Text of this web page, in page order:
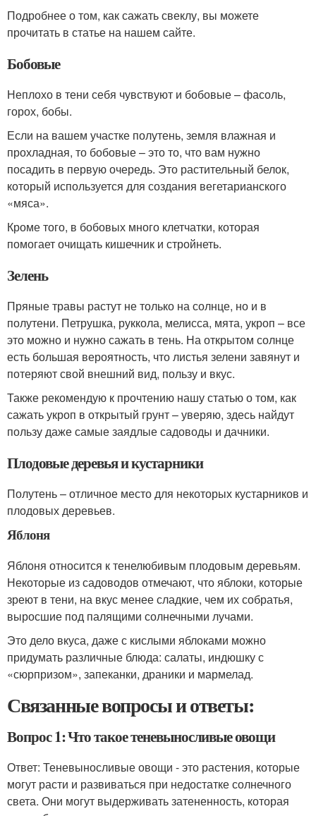
Подробнее о том, как сажать свеклу, вы можете
прочитать в статье на нашем сайте.
Бобовые
Неплохо в тени себя чувствуют и бобовые – фасоль,
горох, бобы.
Если на вашем участке полутень, земля влажная и
прохладная, то бобовые – это то, что вам нужно
посадить в первую очередь. Это растительный белок,
который используется для создания вегетарианского
«мяса».
Кроме того, в бобовых много клетчатки, которая
помогает очищать кишечник и стройнеть.
Зелень
Пряные травы растут не только на солнце, но и в
полутени. Петрушка, руккола, мелисса, мята, укроп – все
это можно и нужно сажать в тень. На открытом солнце
есть большая вероятность, что листья зелени завянут и
потеряют свой внешний вид, пользу и вкус.
Также рекомендую к прочтению нашу статью о том, как
сажать укроп в открытый грунт – уверяю, здесь найдут
пользу даже самые заядлые садоводы и дачники.
Плодовые деревья и кустарники
Полутень – отличное место для некоторых кустарников и
плодовых деревьев.
Яблоня
Яблоня относится к тенелюбивым плодовым деревьям.
Некоторые из садоводов отмечают, что яблоки, которые
зреют в тени, на вкус менее сладкие, чем их собратья,
выросшие под палящими солнечными лучами.
Это дело вкуса, даже с кислыми яблоками можно
придумать различные блюда: салаты, индюшку с
«сюрпризом», запеканки, драники и мармелад.
Связанные вопросы и ответы:
Вопрос 1: Что такое теневыносливые овощи
Ответ: Теневыносливые овощи - это растения, которые
могут расти и развиваться при недостатке солнечного
света. Они могут выдерживать затененность, которая